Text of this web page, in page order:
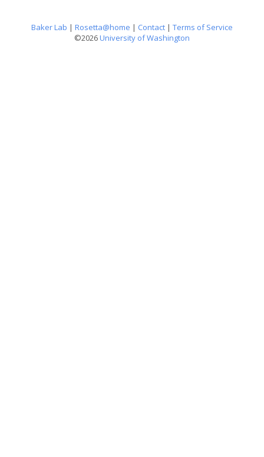
Baker Lab | Rosetta@home | Contact | Terms of Service
©2026University of Washington